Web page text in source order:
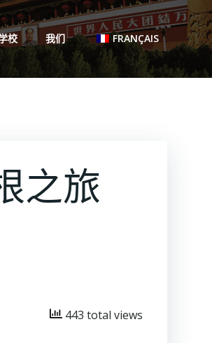
校 我们 FRANÇAIS
之旅
443 total views